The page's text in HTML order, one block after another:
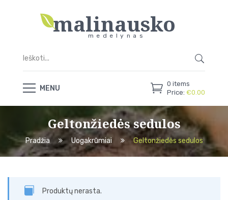
malinausko
medelynas
0 items
Price: €0.00
MENU
Geltonžiedės sedulos
Pradžia Uogakrūmiai Geltonžiedės sedulos
Produktų nerasta.